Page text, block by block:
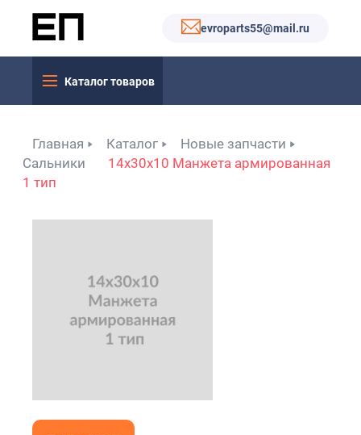
evroparts55@mail.ru
Каталог товаров
Главная Каталог
Новые запчасти
Сальники
14x30x10 Манжета армированная
1 тип